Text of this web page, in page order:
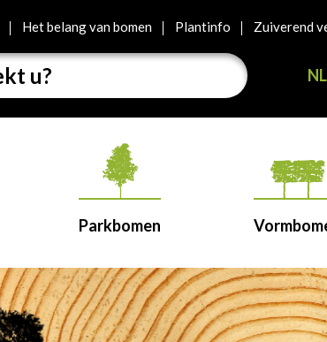
Het belang van bomen Plantinfo Zuiverend
NL
Parkbomen